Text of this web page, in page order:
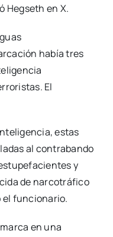
Hegseth en X.
había tres
El
estas
al contrabando
y
de narcotráfico
el funcionario.
en una